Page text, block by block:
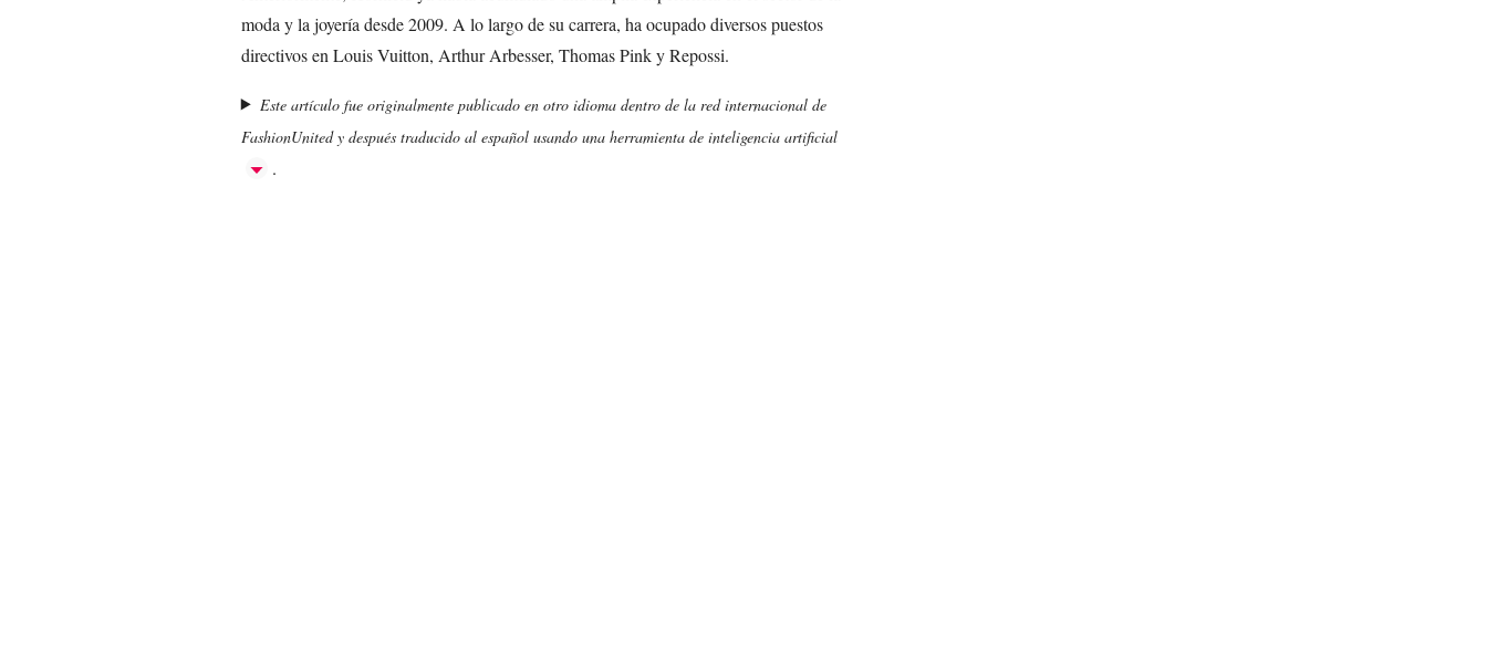
moda y la joyería desde 2009. A lo largo de su carrera, ha ocupado diversos puestos
directivos en Louis Vuitton, Arthur Arbesser, Thomas Pink y Repossi.
Este artículo fue originalmente publicado en otro idioma dentro de la red internacional de
FashionUnited y después traducido al español usando una herramienta de inteligencia artificial
.